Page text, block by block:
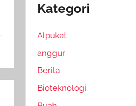
Kategori
Alpukat
anggur
Berita
Bioteknologi